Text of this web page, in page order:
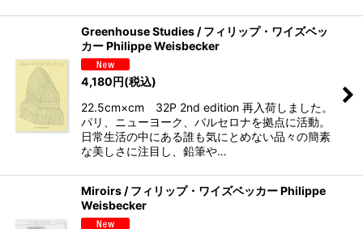
Greenhouse Studies / フィリップ・ワイズベッ
カー Philippe Weisbecker
4,180円(税込)
22.5cm×cm 32P 2nd edition 再入荷しました。
パリ、ニューヨーク、バルセロナを拠点に活動。
日常生活の中にある誰も気にとめない品々の簡素
な美しさに注目し、鉛筆や…
Miroirs / フィリップ・ワイズベッカー Philippe
Weisbecker